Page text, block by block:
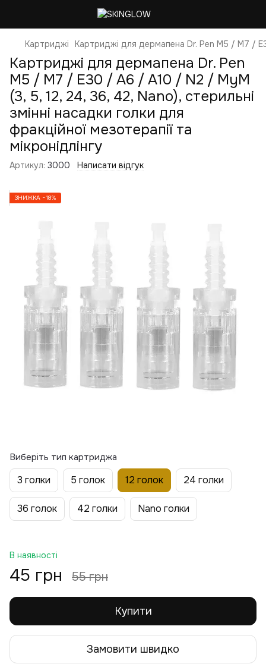
Картриджі Картриджі для дермапена Dr. Pen M5 / M7 /
Картриджі для дермапена Dr. Pen
M5 / M7 / E30 / A6 / A10 / N2 / MyM
(3, 5, 12, 24, 36, 42, Nano), стерильні
змінні насадки голки для
фракційної мезотерапії та
мікронідлінгу
Артикул: 3000 Написати відгук
ЗНИЖКА −18%
Виберіть тип картриджа
3 голки 5 голок 12 голок 24 голки
36 голок 42 голки Nano голки
В наявності
45 грн 55 грн
Купити
Замовити швидко